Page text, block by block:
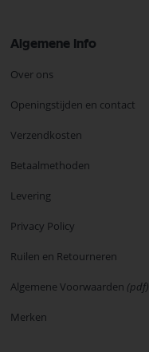
Algemene Info
Over ons
Openingstijden en contact
Verzendkosten
Betaalmethoden
Levering
Privacy Policy
Ruilen en Retourneren
Algemene Voorwaarden (pdf)
Merken